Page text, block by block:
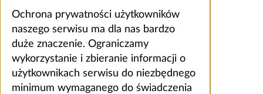
Ochrona prywatności użytkowników
naszego serwisu ma dla nas bardzo
duże znaczenie. Ograniczamy
wykorzystanie i zbieranie informacji o
użytkownikach serwisu do niezbędnego
minimum wymaganego do świadczenia